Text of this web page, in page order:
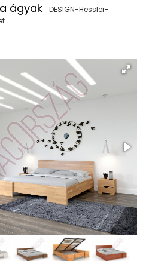
ágyak
DESIGN-Hessler-